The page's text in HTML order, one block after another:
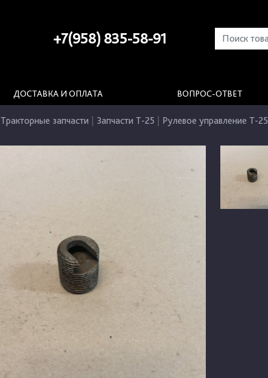
+7(958) 835-58-91
ДОСТАВКА И ОПЛАТА ВОПРОС-ОТВЕТ
Тракторные запчасти Запчасти Т-25 Рулевое управление Т-25